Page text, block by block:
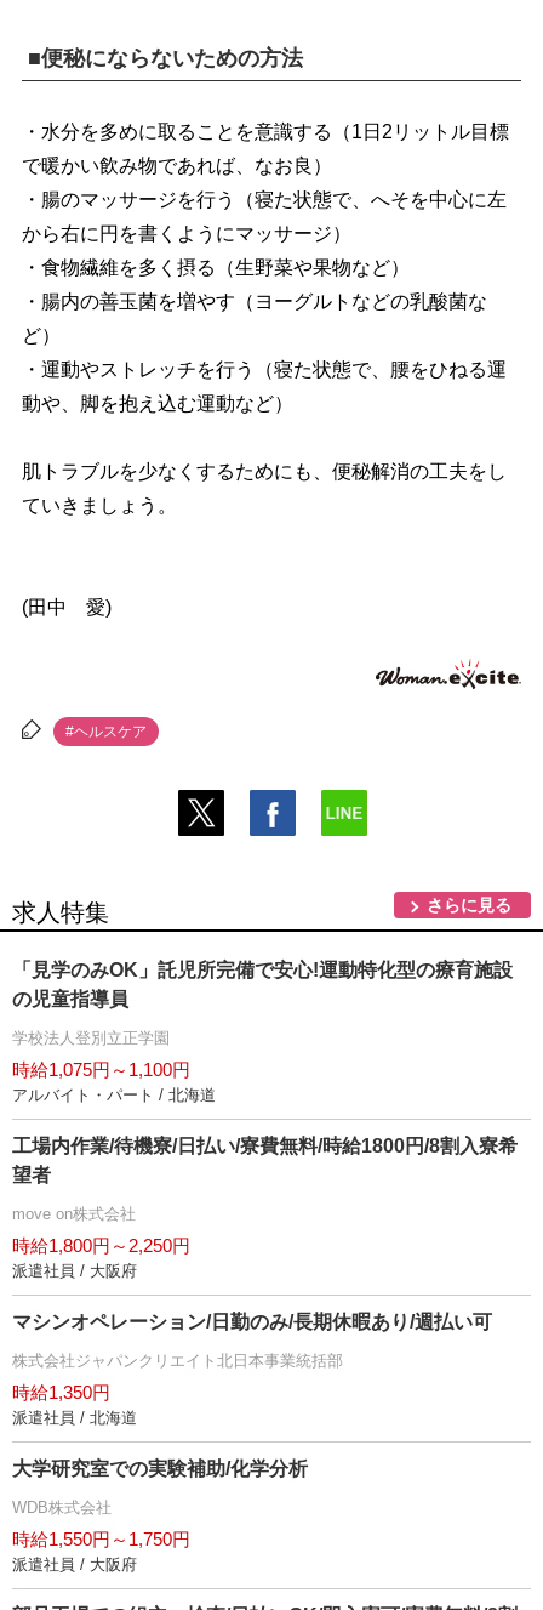
■便秘にならないための方法
・水分を多めに取ることを意識する（1日2リットル目標
で暖かい飲み物であれば、なお良）
・腸のマッサージを行う（寝た状態で、へそを中心に左
から右に円を書くようにマッサージ）
・食物繊維を多く摂る（生野菜や果物など）
・腸内の善玉菌を増やす（ヨーグルトなどの乳酸菌な
ど）
・運動やストレッチを行う（寝た状態で、腰をひねる運
動や、脚を抱え込む運動など）
肌トラブルを少なくするためにも、便秘解消の工夫をし
ていきましょう。
(田中 愛)
#ヘルスケア
求人特集 さらに見る
「見学のみOK」託児所完備で安心!運動特化型の療育施設
の児童指導員
学校法人登別立正学園
時給1,075円～1,100円
アルバイト・パート / 北海道
工場内作業/待機寮/日払い/寮費無料/時給1800円/8割入寮希
望者
move on株式会社
時給1,800円～2,250円
派遣社員 / 大阪府
マシンオペレーション/日勤のみ/長期休暇あり/週払い可
株式会社ジャパンクリエイト北日本事業統括部
時給1,350円
派遣社員 / 北海道
大学研究室での実験補助/化学分析
WDB株式会社
時給1,550円～1,750円
派遣社員 / 大阪府